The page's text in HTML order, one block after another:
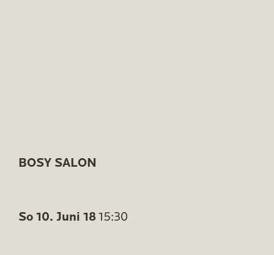
BOSY SALON
So 10. Juni 18 15:30